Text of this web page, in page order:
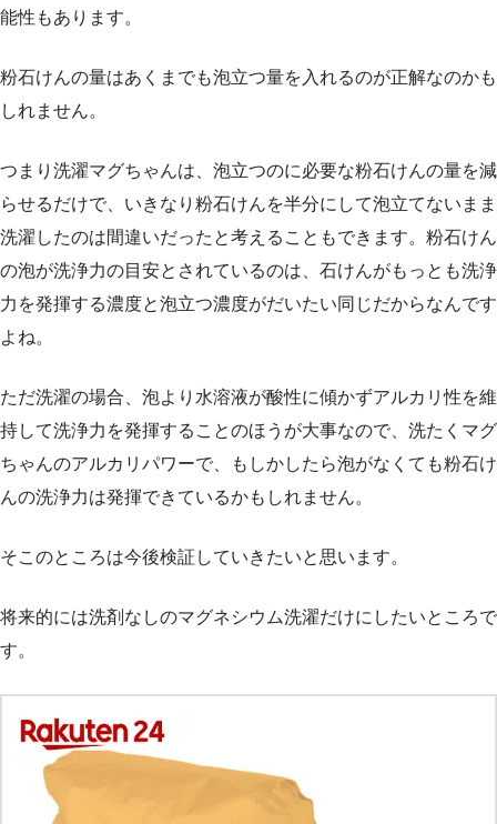
能性もあります。
粉石けんの量はあくまでも泡立つ量を入れるのが正解なのかも
しれません。
つまり洗濯マグちゃんは、泡立つのに必要な粉石けんの量を減
らせるだけで、いきなり粉石けんを半分にして泡立てないまま
洗濯したのは間違いだったと考えることもできます。粉石けん
の泡が洗浄力の目安とされているのは、石けんがもっとも洗浄
力を発揮する濃度と泡立つ濃度がだいたい同じだからなんです
よね。
ただ洗濯の場合、泡より水溶液が酸性に傾かずアルカリ性を維
持して洗浄力を発揮することのほうが大事なので、洗たくマグ
ちゃんのアルカリパワーで、もしかしたら泡がなくても粉石け
んの洗浄力は発揮できているかもしれません。
そこのところは今後検証していきたいと思います。
将来的には洗剤なしのマグネシウム洗濯だけにしたいところで
す。